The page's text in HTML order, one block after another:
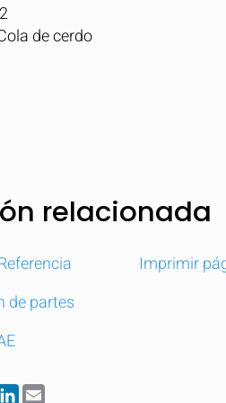
de cerdo
relacionada
de partes
Imprimir
LinkedIn